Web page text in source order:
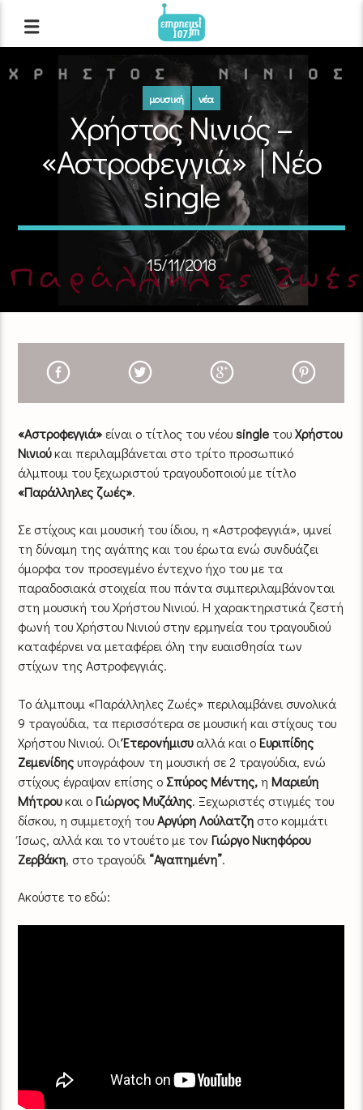
μουσική νέα
Χρήστος Νινιός –
«Αστροφεγγιά» | Νέο
single
15/11/2018
«Αστροφεγγιά»είναι ο τίτλος του νέουsingle τουΧρήστου
Νινιούκαι περιλαμβάνεται στο τρίτο προσωπικό
άλμπουμ του ξεχωριστού τραγουδοποιού με τίτλο
«Παράλληλες ζωές».
Σε στίχους και μουσική του ίδιου, η «Αστροφεγγιά», υμνεί
τη δύναμη της αγάπης και του έρωτα ενώ συνδυάζει
όμορφα τον προσεγμένο έντεχνο ήχο του με τα
παραδοσιακά στοιχεία που πάντα συμπεριλαμβάνονται
στη μουσική του Χρήστου Νινιού. Η χαρακτηριστικά ζεστή
φωνή του Χρήστου Νινιού στην ερμηνεία του τραγουδιού
καταφέρνει να μεταφέρει όλη την ευαισθησία των
στίχων της Αστροφεγγιάς.
Το άλμπουμ «Παράλληλες Ζωές» περιλαμβάνει συνολικά
9 τραγούδια, τα περισσότερα σε μουσική και στίχους του
Χρήστου Νινιού. ΟιΈτερονήμισυαλλά και οΕυριπίδης
Ζεμενίδηςυπογράφουν τη μουσική σε 2 τραγούδια, ενώ
στίχους έγραψαν επίσης ο Σπύρος Μέντης,ηΜαριεύη
Μήτρουκαι οΓιώργος Μυζάλης. Ξεχωριστές στιγμές του
δίσκου, η συμμετοχή τουΑργύρη Λούλατζη στο κομμάτι
Ίσως, αλλά και το ντουέτο με τονΓιώργο Νικηφόρου
Ζερβάκη, στο τραγούδι “Αγαπημένη”.
Ακούστε το εδώ: